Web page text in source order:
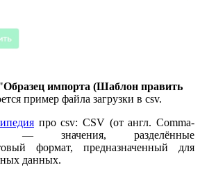
Образец импорта (Шаблон править
пример файла загрузки в csv.
про csv: CSV (от англ. Comma-
— значения, разделённые
формат, предназначенный для
данных.